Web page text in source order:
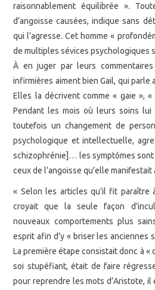
raisonnablement équilibrée ».
d’angoisse causées, indique sans
qui l’agresse. Cet homme «
de multiples sévices psychologiques
À en juger par leurs
infirmières aiment bien Gail, qui parle
Elles la décrivent comme « gaie »,
Pendant les mois où leurs soins lui
toutefois un changement de
psychologique et intellectuelle,
schizophrénie]… les symptômes sont
ceux de l’angoisse qu’elle manifestait
« Selon les articles qu’il fit paraître
croyait que la seule façon
nouveaux comportements plus
esprit afin d’y « briser les anciennes
La première étape consistait donc à «
soi stupéfiant, était de faire
pour reprendre les mots d’Aristote,